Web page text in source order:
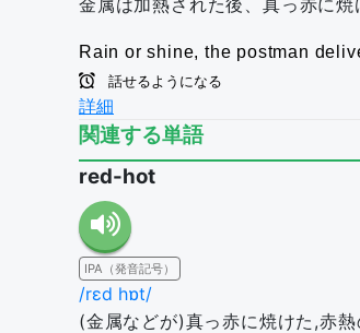
金属は加熱された後、真っ赤に焼
Rain or shine, the postman
話せるようになる
詳細
関連する単語
red-hot
IPA（発音記号）
/rɛd hɒt/
(金属などが)真っ赤に焼けた,赤